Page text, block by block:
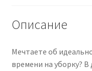
Описание
Мечтаете об
времени на уборку?